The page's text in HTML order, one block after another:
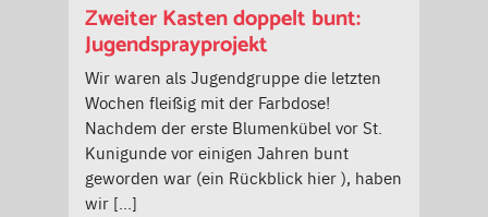
Zweiter Kasten doppelt bunt:
Jugendsprayprojekt
Wir waren als Jugendgruppe die letzten
Wochen fleißig mit der Farbdose!
Nachdem der erste Blumenkübel vor St.
Kunigunde vor einigen Jahren bunt
geworden war (ein Rückblick hier ), haben
wir […]